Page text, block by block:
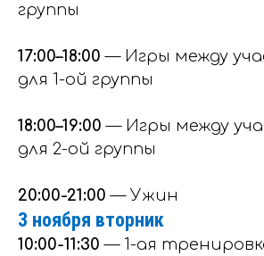
группы
17:00–18:00 — Игры между
для 1-ой группы
18:00–19:00 — Игры между
для 2-ой группы
20:00-21:00 — Ужин
3 ноября вторник
10:00-11:30 — 1-ая